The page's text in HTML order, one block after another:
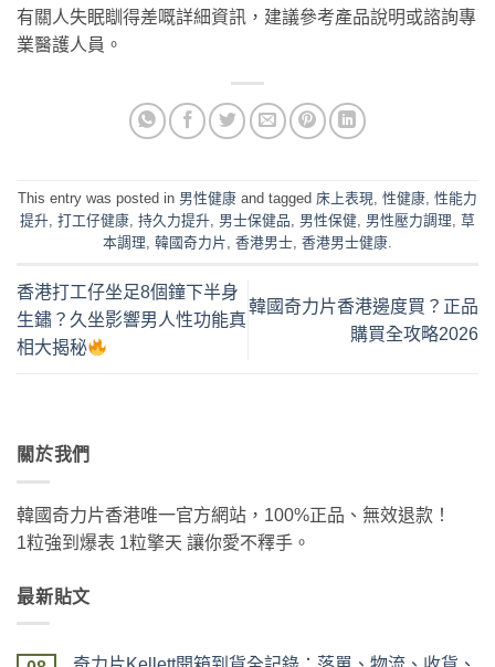
有關人失眠瞓得差嘅詳細資訊，建議參考產品說明或諮詢專
業醫護人員。
This entry was posted in 男性健康 and tagged 床上表現, 性健康, 性能力
提升, 打工仔健康, 持久力提升, 男士保健品, 男性保健, 男性壓力調理, 草
本調理, 韓國奇力片, 香港男士, 香港男士健康.
香港打工仔坐足8個鐘下半身
生鏽？久坐影響男人性功能真
相大揭秘
韓國奇力片香港邊度買？正品
購買全攻略2026
關於我們
韓國奇力片香港唯一官方網站，100%正品、無效退款！
1粒強到爆表 1粒擎天 讓你愛不釋手。
最新貼文